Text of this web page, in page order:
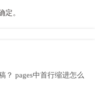
定。
？ pages中首行缩进怎么